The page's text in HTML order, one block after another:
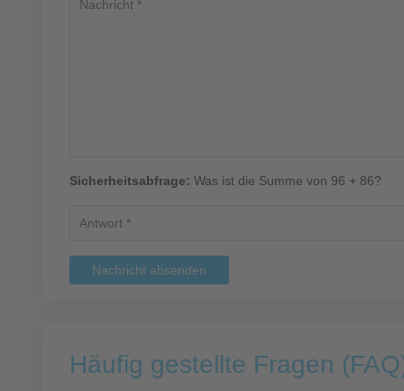
Sicherheitsabfrage: Was ist die Summe von 96 + 86?
Nachricht absenden
Häufig gestellte Fragen